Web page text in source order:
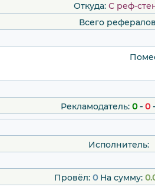
Откуда: С реф-
Всего
Рекламодатель: 0-0
Исполнитель:
Провёл: 0На сумму: